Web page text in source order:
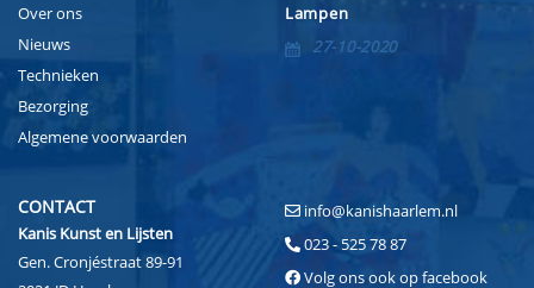
Over ons
Nieuws
Technieken
Bezorging
Algemene voorwaarden
Lampen
27-10-2020
CONTACT
Kanis Kunst en Lijsten
Gen. Cronjéstraat 89-91
info@kanishaarlem.nl
023 - 525 78 87
Volg ons ook op facebook